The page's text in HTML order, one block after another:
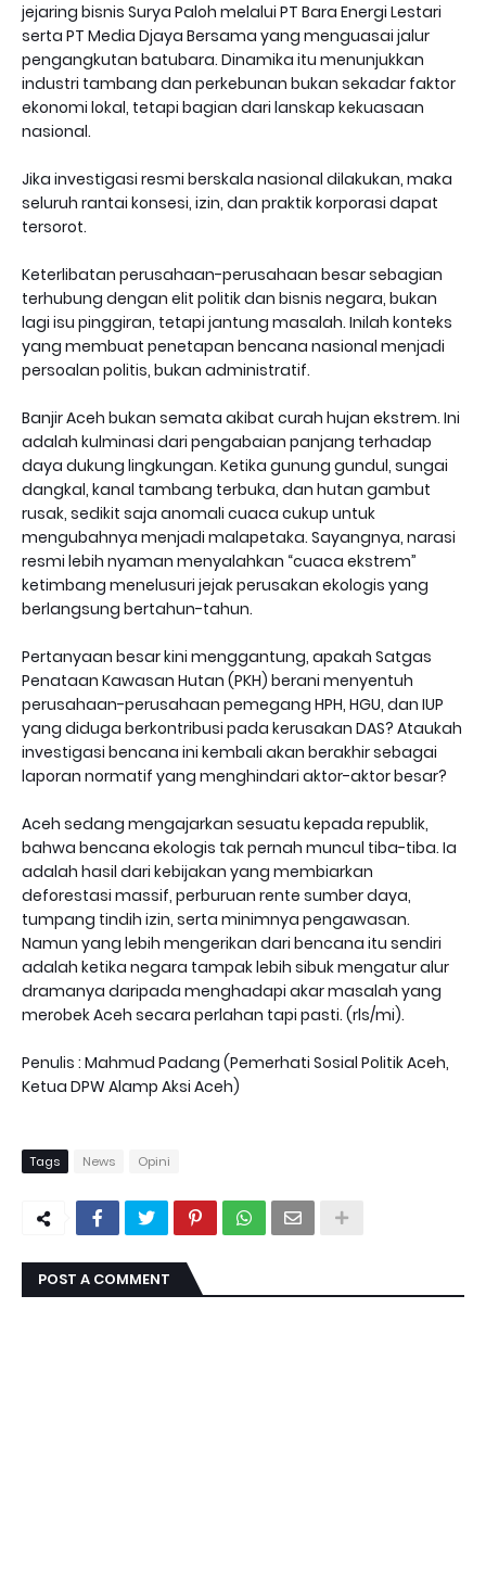
jejaring bisnis Surya Paloh melalui PT Bara Energi Lestari
serta PT Media Djaya Bersama yang menguasai jalur
pengangkutan batubara. Dinamika itu menunjukkan
industri tambang dan perkebunan bukan sekadar faktor
ekonomi lokal, tetapi bagian dari lanskap kekuasaan
nasional.
Jika investigasi resmi berskala nasional dilakukan, maka
seluruh rantai konsesi, izin, dan praktik korporasi dapat
tersorot.
Keterlibatan perusahaan-perusahaan besar sebagian
terhubung dengan elit politik dan bisnis negara, bukan
lagi isu pinggiran, tetapi jantung masalah. Inilah konteks
yang membuat penetapan bencana nasional menjadi
persoalan politis, bukan administratif.
Banjir Aceh bukan semata akibat curah hujan ekstrem. Ini
adalah kulminasi dari pengabaian panjang terhadap
daya dukung lingkungan. Ketika gunung gundul, sungai
dangkal, kanal tambang terbuka, dan hutan gambut
rusak, sedikit saja anomali cuaca cukup untuk
mengubahnya menjadi malapetaka. Sayangnya, narasi
resmi lebih nyaman menyalahkan “cuaca ekstrem”
ketimbang menelusuri jejak perusakan ekologis yang
berlangsung bertahun-tahun.
Pertanyaan besar kini menggantung, apakah Satgas
Penataan Kawasan Hutan (PKH) berani menyentuh
perusahaan-perusahaan pemegang HPH, HGU, dan IUP
yang diduga berkontribusi pada kerusakan DAS? Ataukah
investigasi bencana ini kembali akan berakhir sebagai
laporan normatif yang menghindari aktor-aktor besar?
Aceh sedang mengajarkan sesuatu kepada republik,
bahwa bencana ekologis tak pernah muncul tiba-tiba. Ia
adalah hasil dari kebijakan yang membiarkan
deforestasi massif, perburuan rente sumber daya,
tumpang tindih izin, serta minimnya pengawasan.
Namun yang lebih mengerikan dari bencana itu sendiri
adalah ketika negara tampak lebih sibuk mengatur alur
dramanya daripada menghadapi akar masalah yang
merobek Aceh secara perlahan tapi pasti. (rls/mi).
Penulis : Mahmud Padang (Pemerhati Sosial Politik Aceh,
Ketua DPW Alamp Aksi Aceh)
Tags News Opini
POST A COMMENT